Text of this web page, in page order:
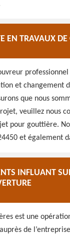
EN TRAVAUX
et changement
que nous
veuillez nous
pour gouttière.
et également
INFLUANT
est une
de